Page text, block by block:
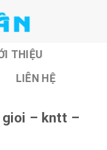
THIỆU
LIÊN HỆ
gioi – kntt –